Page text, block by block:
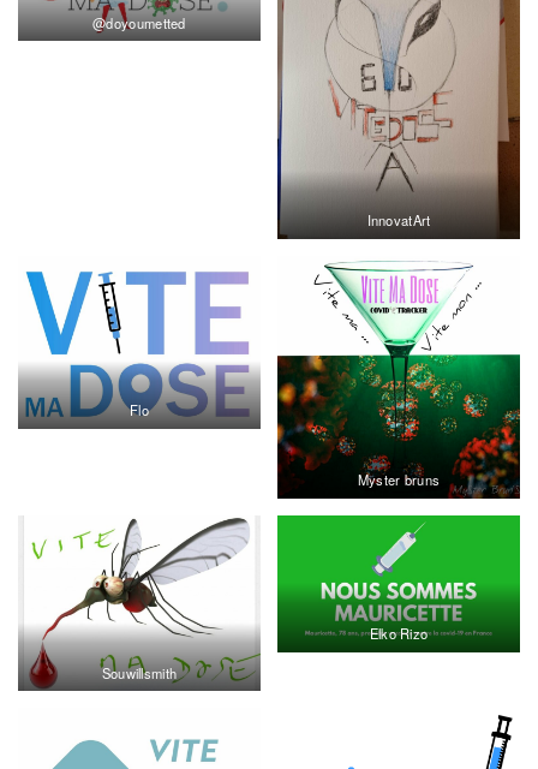
@doyoumetted
InnovatArt
Flo
Myster bruns
Souwillsmith
Elko Rizo